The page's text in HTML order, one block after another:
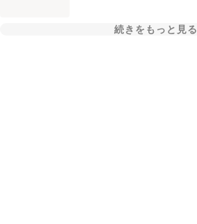
続きをもっと見る